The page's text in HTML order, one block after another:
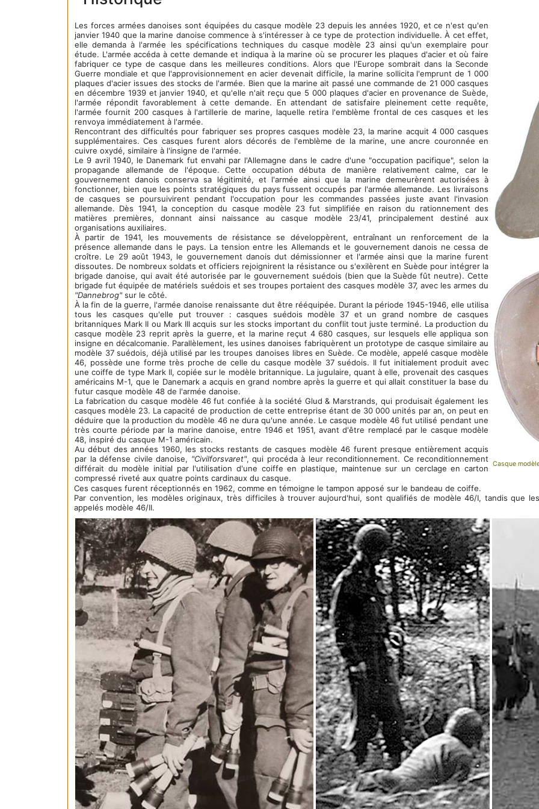
Les forces armées danoises sont équipées du casque modèle 23 depuis les années 1920, et ce n'est qu'en
janvier 1940 que la marine danoise commence à s'intéresser à ce type de protection individuelle. À cet effet,
elle demanda à l'armée les spécifications techniques du casque modèle 23 ainsi qu'un exemplaire pour
étude. L'armée accéda à cette demande et indiqua à la marine où se procurer les plaques d'acier et où faire
fabriquer ce type de casque dans les meilleures conditions. Alors que l'Europe sombrait dans la Seconde
Guerre mondiale et que l'approvisionnement en acier devenait difficile, la marine sollicita l'emprunt de 1 000
plaques d'acier issues des stocks de l'armée. Bien que la marine ait passé une commande de 21 000 casques
en décembre 1939 et janvier 1940, et qu'elle n'ait reçu que 5 000 plaques d'acier en provenance de Suède,
l'armée répondit favorablement à cette demande. En attendant de satisfaire pleinement cette requête,
l'armée fournit 200 casques à l'artillerie de marine, laquelle retira l'emblème frontal de ces casques et les
renvoya immédiatement à l'armée.
Rencontrant des difficultés pour fabriquer ses propres casques modèle 23, la marine acquit 4 000 casques
supplémentaires. Ces casques furent alors décorés de l'emblème de la marine, une ancre couronnée en
cuivre oxydé, similaire à l'insigne de l'armée.
Le 9 avril 1940, le Danemark fut envahi par l'Allemagne dans le cadre d'une "occupation pacifique", selon la
propagande allemande de l'époque. Cette occupation débuta de manière relativement calme, car le
gouvernement danois conserva sa légitimité, et l'armée ainsi que la marine demeurèrent autorisées à
fonctionner, bien que les points stratégiques du pays fussent occupés par l'armée allemande. Les livraisons
de casques se poursuivirent pendant l'occupation pour les commandes passées juste avant l'invasion
allemande. Dès 1941, la conception du casque modèle 23 fut simplifiée en raison du rationnement des
matières premières, donnant ainsi naissance au casque modèle 23/41, principalement destiné aux
organisations auxiliaires.
À partir de 1941, les mouvements de résistance se développèrent, entraînant un renforcement de la
présence allemande dans le pays. La tension entre les Allemands et le gouvernement danois ne cessa de
croître. Le 29 août 1943, le gouvernement danois dut démissionner et l'armée ainsi que la marine furent
dissoutes. De nombreux soldats et officiers rejoignirent la résistance ou s'exilèrent en Suède pour intégrer la
brigade danoise, qui avait été autorisée par le gouvernement suédois (bien que la Suède fût neutre). Cette
brigade fut équipée de matériels suédois et ses troupes portaient des casques modèle 37, avec les armes du
"Dannebrog"sur le côté.
À la fin de la guerre, l'armée danoise renaissante dut être rééquipée. Durant la période 1945-1946, elle utilisa
tous les casques qu'elle put trouver : casques suédois modèle 37 et un grand nombre de casques
britanniques Mark II ou Mark III acquis sur les stocks important du conflit tout juste terminé. La production du
casque modèle 23 reprit après la guerre, et la marine reçut 4 680 casques, sur lesquels elle appliqua son
insigne en décalcomanie. Parallèlement, les usines danoises fabriquèrent un prototype de casque similaire au
modèle 37 suédois, déjà utilisé par les troupes danoises libres en Suède. Ce modèle, appelé casque modèle
46, possède une forme très proche de celle du casque modèle 37 suédois. Il fut initialement produit avec
une coiffe de type Mark II, copiée sur le modèle britannique. La jugulaire, quant à elle, provenait des casques
américains M-1, que le Danemark a acquis en grand nombre après la guerre et qui allait constituer la base du
futur casque modèle 48 de l'armée danoise.
La fabrication du casque modèle 46 fut confiée à la société Glud & Marstrands, qui produisait également les
casques modèle 23. La capacité de production de cette entreprise étant de 30 000 unités par an, on peut en
déduire que la production du modèle 46 ne dura qu'une année. Le casque modèle 46 fut utilisé pendant une
très courte période par la marine danoise, entre 1946 et 1951, avant d'être remplacé par le casque modèle
48, inspiré du casque M-1 américain.
Au début des années 1960, les stocks restants de casques modèle 46 furent presque entièrement acquis
par la défense civile danoise, "Civilforsvaret", qui procéda à leur reconditionnement. Ce reconditionnement
différait du modèle initial par l'utilisation d'une coiffe en plastique, maintenue sur un cerclage en carton
compressé riveté aux quatre points cardinaux du casque.
Casque
Ces casques furent réceptionnés en 1962, comme en témoigne le tampon apposé sur le bandeau de coiffe.
Par convention, les modèles originaux, très difficiles à trouver aujourd'hui, sont qualifiés de modèle 46/I, tandis que
appelés modèle 46/II.